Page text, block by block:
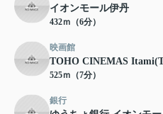
イオンモール伊丹
432ｍ（6分）
映画館
TOHO CINEMAS
525ｍ（7分）
銀行